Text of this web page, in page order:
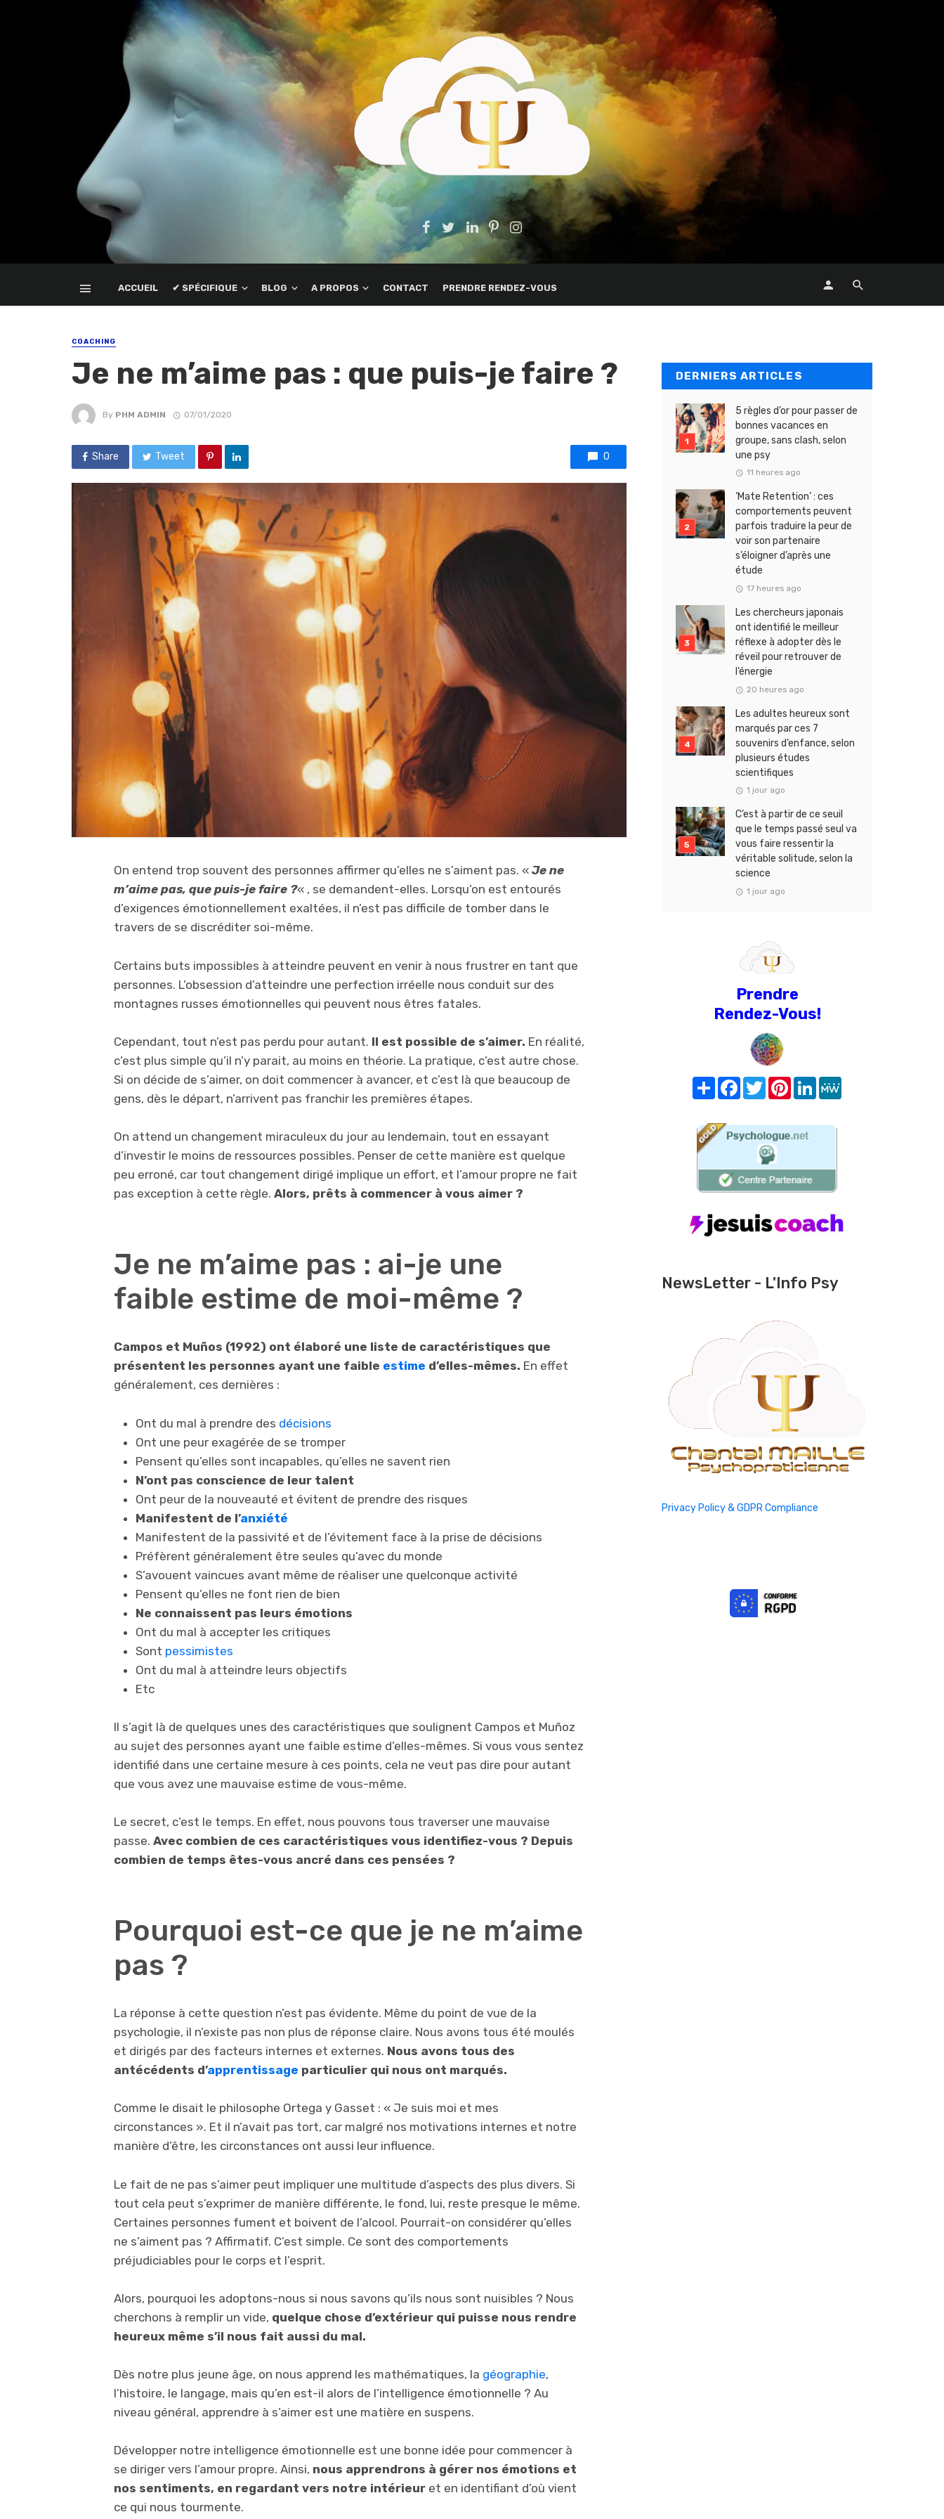
ACCUEIL ✔ SPÉCIFIQUE BLOG A PROPOS CONTACT PRENDRE RENDEZ-VOUS
COACHING
Je ne m’aime pas : que puis-je faire ?
By PHM ADMIN 07/01/2020
Share Tweet 0
On entend trop souvent des personnes affirmer qu’elles ne s’aiment pas. « Je ne
m’aime pas, que puis-je faire ?« , se demandent-elles. Lorsqu’on est entourés
d’exigences émotionnellement exaltées, il n’est pas difficile de tomber dans le
travers de se discréditer soi-même.
Certains buts impossibles à atteindre peuvent en venir à nous frustrer en tant que
personnes. L’obsession d’atteindre une perfection irréelle nous conduit sur des
montagnes russes émotionnelles qui peuvent nous êtres fatales.
Cependant, tout n’est pas perdu pour autant. Il est possible de s’aimer. En réalité,
c’est plus simple qu’il n’y parait, au moins en théorie. La pratique, c’est autre chose.
Si on décide de s’aimer, on doit commencer à avancer, et c’est là que beaucoup de
gens, dès le départ, n’arrivent pas franchir les premières étapes.
On attend un changement miraculeux du jour au lendemain, tout en essayant
d’investir le moins de ressources possibles. Penser de cette manière est quelque
peu erroné, car tout changement dirigé implique un effort, et l’amour propre ne fait
pas exception à cette règle. Alors, prêts à commencer à vous aimer ?
Je ne m’aime pas : ai-je une
faible estime de moi-même ?
Campos et Muños (1992) ont élaboré une liste de caractéristiques que
présentent les personnes ayant une faible estime d’elles-mêmes. En effet
généralement, ces dernières :
Ont du mal à prendre des décisions
Ont une peur exagérée de se tromper
Pensent qu’elles sont incapables, qu’elles ne savent rien
N’ont pas conscience de leur talent
Ont peur de la nouveauté et évitent de prendre des risques
Manifestent de l’anxiété
Manifestent de la passivité et de l’évitement face à la prise de décisions
Préfèrent généralement être seules qu’avec du monde
S’avouent vaincues avant même de réaliser une quelconque activité
Pensent qu’elles ne font rien de bien
Ne connaissent pas leurs émotions
Ont du mal à accepter les critiques
Sont pessimistes
Ont du mal à atteindre leurs objectifs
Etc
Il s’agit là de quelques unes des caractéristiques que soulignent Campos et Muñoz
au sujet des personnes ayant une faible estime d’elles-mêmes. Si vous vous sentez
identifié dans une certaine mesure à ces points, cela ne veut pas dire pour autant
que vous avez une mauvaise estime de vous-même.
Le secret, c’est le temps. En effet, nous pouvons tous traverser une mauvaise
passe. Avec combien de ces caractéristiques vous identifiez-vous ? Depuis
combien de temps êtes-vous ancré dans ces pensées ?
Pourquoi est-ce que je ne m’aime
pas ?
La réponse à cette question n’est pas évidente. Même du point de vue de la
psychologie, il n’existe pas non plus de réponse claire. Nous avons tous été moulés
et dirigés par des facteurs internes et externes. Nous avons tous des
antécédents d’apprentissage particulier qui nous ont marqués.
Comme le disait le philosophe Ortega y Gasset : « Je suis moi et mes
circonstances ». Et il n’avait pas tort, car malgré nos motivations internes et notre
manière d’être, les circonstances ont aussi leur influence.
Le fait de ne pas s’aimer peut impliquer une multitude d’aspects des plus divers. Si
tout cela peut s’exprimer de manière différente, le fond, lui, reste presque le même.
Certaines personnes fument et boivent de l’alcool. Pourrait-on considérer qu’elles
ne s’aiment pas ? Affirmatif. C’est simple. Ce sont des comportements
préjudiciables pour le corps et l’esprit.
Alors, pourquoi les adoptons-nous si nous savons qu’ils nous sont nuisibles ? Nous
cherchons à remplir un vide, quelque chose d’extérieur qui puisse nous rendre
heureux même s’il nous fait aussi du mal.
Dès notre plus jeune âge, on nous apprend les mathématiques, la géographie,
l’histoire, le langage, mais qu’en est-il alors de l’intelligence émotionnelle ? Au
niveau général, apprendre à s’aimer est une matière en suspens.
Développer notre intelligence émotionnelle est une bonne idée pour commencer à
se diriger vers l’amour propre. Ainsi, nous apprendrons à gérer nos émotions et
nos sentiments, en regardant vers notre intérieur et en identifiant d’où vient
ce qui nous tourmente.
DERNIERS ARTICLES
5 règles d’or pour passer de
bonnes vacances en
groupe, sans clash, selon
une psy
11 heures ago
‘Mate Retention’ : ces
comportements peuvent
parfois traduire la peur de
voir son partenaire
s’éloigner d’après une
étude
17 heures ago
Les chercheurs japonais
ont identifié le meilleur
réflexe à adopter dès le
réveil pour retrouver de
l’énergie
20 heures ago
Les adultes heureux sont
marqués par ces 7
souvenirs d’enfance, selon
plusieurs études
scientifiques
1 jour ago
C’est à partir de ce seuil
que le temps passé seul va
vous faire ressentir la
véritable solitude, selon la
science
1 jour ago
Prendre
Rendez-Vous!
Share FacebookTwitterPinterest
LinkedIn
NewsLetter - L'Info Psy
Privacy Policy & GDPR Compliance